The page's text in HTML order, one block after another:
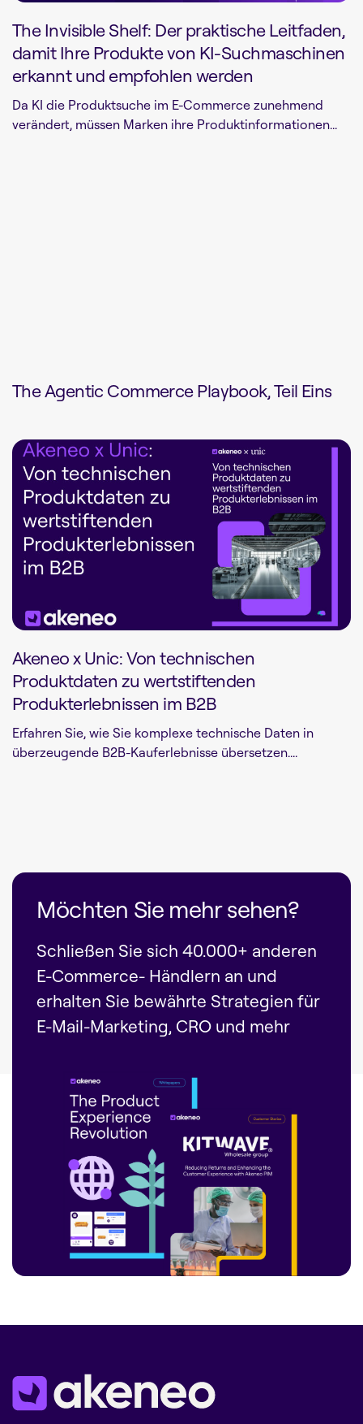
The Invisible Shelf: Der praktische Leitfaden,
damit Ihre Produkte von KI-Suchmaschinen
erkannt und empfohlen werden
Da KI die Produktsuche im E-Commerce zunehmend
verändert, müssen Marken ihre Produktinformationen...
The Agentic Commerce Playbook, Teil Eins
Akeneo x Unic: Von technischen
Produktdaten zu wertstiftenden
Produkterlebnissen im B2B
Erfahren Sie, wie Sie komplexe technische Daten in
überzeugende B2B-Kauferlebnisse übersetzen....
Möchten Sie mehr sehen?
Schließen Sie sich 40.000+ anderen
E-Commerce- Händlern an und
erhalten Sie bewährte Strategien für
E-Mail-Marketing, CRO und mehr